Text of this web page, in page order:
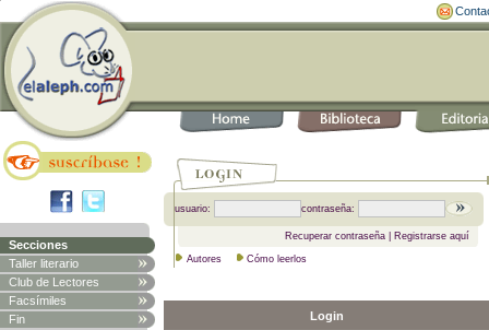
Secciones
Taller literario
Club de Lectores
Facsímiles
Fin
usuario: contraseña:
Recuperar contraseña Registrarse aquí
Autores Cómo leerlos
Login